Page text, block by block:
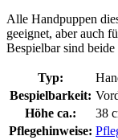
Alle Handpuppen
geeignet, aber auch
Bespielbar sind
Typ:
Bespielbarkeit:
Höhe ca.:
38
Pflegehinweise: